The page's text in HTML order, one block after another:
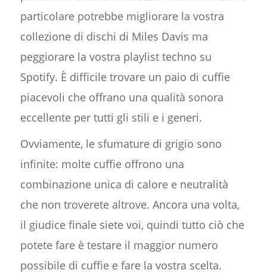
particolare potrebbe migliorare la vostra
collezione di dischi di Miles Davis ma
peggiorare la vostra playlist techno su
Spotify. È difficile trovare un paio di cuffie
piacevoli che offrano una qualità sonora
eccellente per tutti gli stili e i generi.
Ovviamente, le sfumature di grigio sono
infinite: molte cuffie offrono una
combinazione unica di calore e neutralità
che non troverete altrove. Ancora una volta,
il giudice finale siete voi, quindi tutto ciò che
potete fare è testare il maggior numero
possibile di cuffie e fare la vostra scelta.